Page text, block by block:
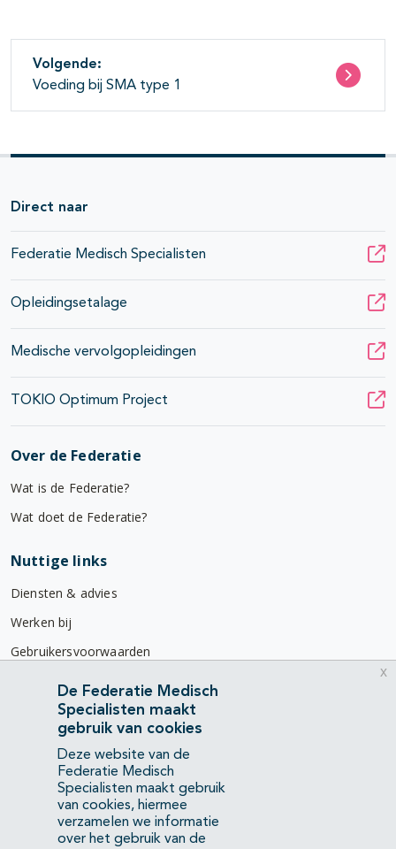
Volgende:
Voeding bij SMA type 1
Direct naar
Federatie Medisch Specialisten
Opleidingsetalage
Medische vervolgopleidingen
TOKIO Optimum Project
Over de Federatie
Wat is de Federatie?
Wat doet de Federatie?
Nuttige links
Diensten & advies
Werken bij
Gebruikersvoorwaarden
Privacyverklaring
Contact
Mercatorlaan 1200
3528 BL Utrecht
(088) 505 34 34
info@richtlijnendatabase.nl
De Federatie Medisch
Specialisten maakt
gebruik van cookies
Deze website van de
Federatie Medisch
Specialisten maakt gebruik
van cookies, hiermee
verzamelen we informatie
over het gebruik van de
x